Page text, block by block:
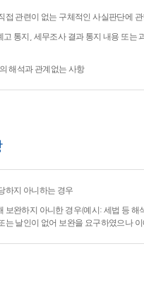
접 관련이 없는 구체적인 사실판단에
고 통지, 세무조사 결과 통지 내용 또는
해석과 관계없는 사항
하지 아니하는 경우
보완하지 아니한 경우(예시: 세법 등 해
는 날인이 없어 보완을 요구하였으나